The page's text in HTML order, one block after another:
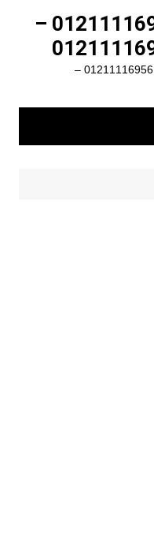
مكن تعبئة وتغليف 01211116954 –
ماكينات تعبئة وتغليف 01211116954 – 01211116956 –